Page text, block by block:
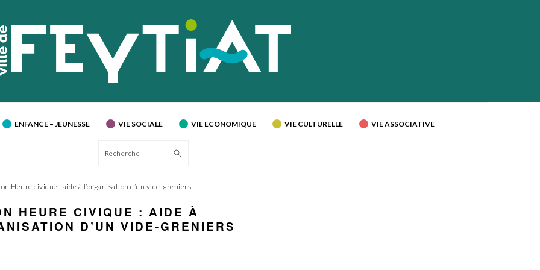
ENFANCE – JEUNESSE VIE SOCIALE VIE ECONOMIQUE VIE CULTURELLE VIE ASSOCIATIVE
Recherche
Heure civique : aide à l’organisation d’un vide-greniers
HEURE CIVIQUE : AIDE À
D’UN VIDE-GRENIERS